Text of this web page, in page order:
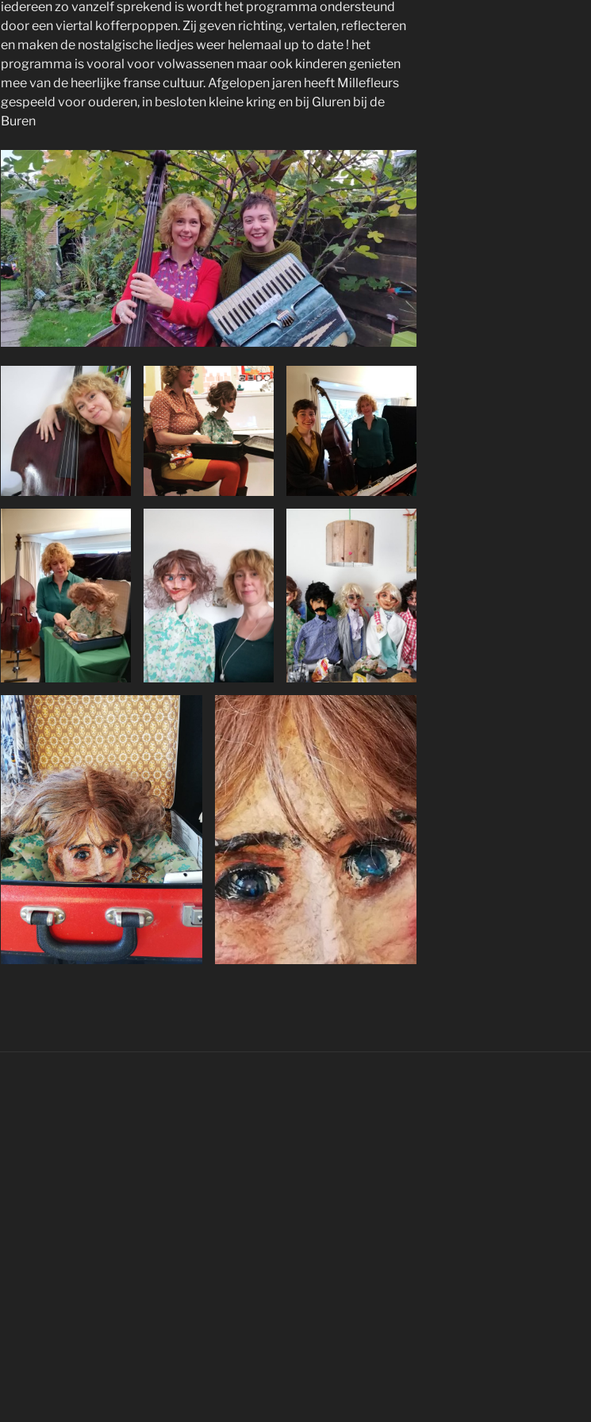
iedereen zo vanzelf sprekend is wordt het programma ondersteund
door een viertal kofferpoppen. Zij geven richting, vertalen, reflecteren
en maken de nostalgische liedjes weer helemaal up to date ! het
programma is vooral voor volwassenen maar ook kinderen genieten
mee van de heerlijke franse cultuur. Afgelopen jaren heeft Millefleurs
gespeeld voor ouderen, in besloten kleine kring en bij Gluren bij de
Buren